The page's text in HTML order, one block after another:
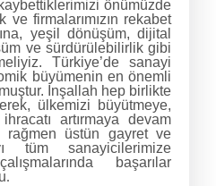
önümüzde
firmalarımızın rekabet
yeşil dönüşüm, dijital
ve sürdürülebilirlik gibi
Türkiye’de sanayi
büyümenin en önemli
İnşallah hep birlikte
ülkemizi büyütmeye,
artırmaya devam
üstün gayret ve
tüm sanayicilerimize
başarılar
.